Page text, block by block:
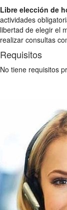
Libre elección de
actividades
libertad de elegir el
realizar consultas
Requisitos
No tiene requisitos